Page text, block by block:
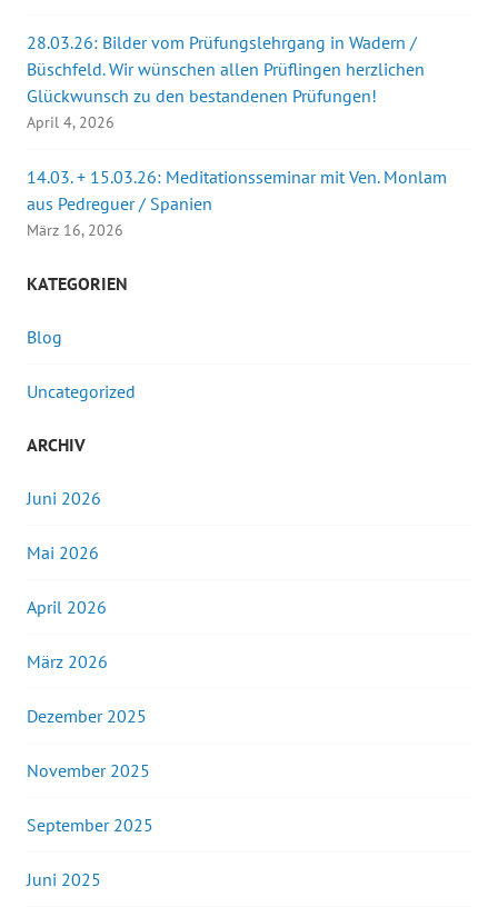
28.03.26: Bilder vom Prüfungslehrgang in Wadern /
Büschfeld. Wir wünschen allen Prüflingen herzlichen
Glückwunsch zu den bestandenen Prüfungen!
April 4, 2026
14.03. + 15.03.26: Meditationsseminar mit Ven. Monlam
aus Pedreguer / Spanien
März 16, 2026
KATEGORIEN
Blog
Uncategorized
ARCHIV
Juni 2026
Mai 2026
April 2026
März 2026
Dezember 2025
November 2025
September 2025
Juni 2025